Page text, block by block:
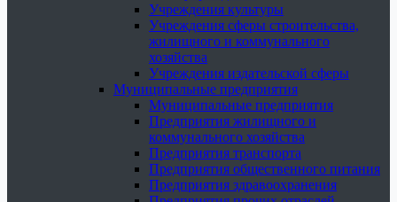
Учреждения культуры
Учреждения сферы строительства,
жилищного и коммунального
хозяйства
Учреждения издательской сферы
Муниципальные предприятия
Муниципальные предприятия
Предприятия жилищного и
коммунального хозяйства
Предприятия транспорта
Предприятия общественного питания
Предприятия здравоохранения